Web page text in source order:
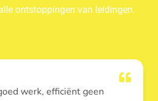
ontstoppingen van leidingen.
van wc, werd